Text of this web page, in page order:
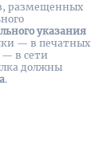
размещенных
указания
— в печатных
— в сети
должны
.